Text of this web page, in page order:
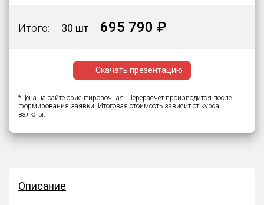
Итого: 30 шт 695 790 ₽
Скачать презентацию
*Цена на сайте ориентировочная. Перерасчет производится после
формирования заявки. Итоговая стоимость зависит от курса
валюты.
Описание